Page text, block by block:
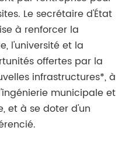
Le secrétaire d'État
à renforcer la
l'université et la
offertes par la
infrastructures*, à
municipale et
et à se doter d'un